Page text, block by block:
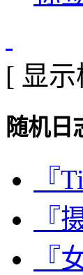
[ 显示
随机日
『
『
『